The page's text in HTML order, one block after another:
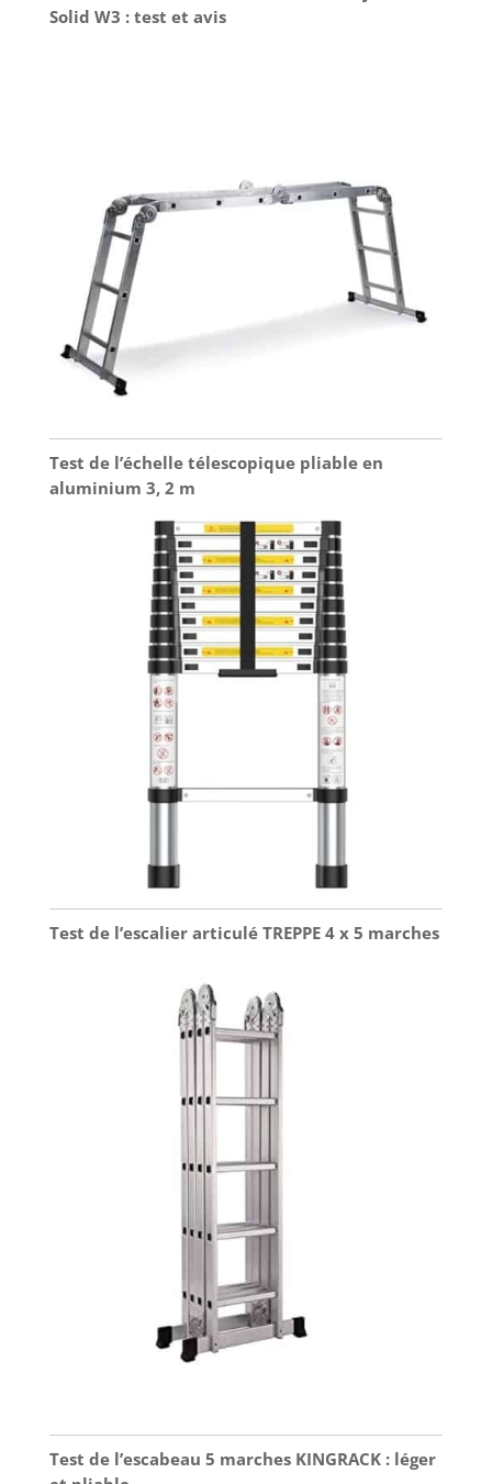
Solid W3 : test et avis
Test de l’échelle télescopique pliable en
aluminium 3, 2 m
Test de l’escalier articulé TREPPE 4 x 5 marches
Test de l’escabeau 5 marches KINGRACK : léger